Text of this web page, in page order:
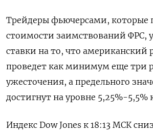
Трейдеры фьючерсами, которые
стоимости заимствований ФРС,
ставки на то, что американский
проведет как минимум еще три
ужесточения, а предельного
достигнут на уровне 5,25%-
Индекс Dow Jones к 18:13 МСК